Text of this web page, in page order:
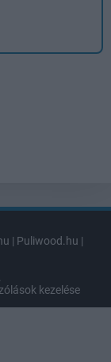
| Puliwood.hu |
kezelése